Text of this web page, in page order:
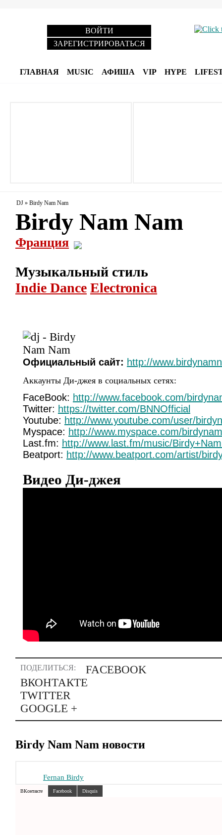
ВОЙТИ
ЗАРЕГИСТРИРОВАТЬСЯ
ГЛАВНАЯ MUSIC АФИША VIP HYPE
DJ » Birdy Nam Nam
Birdy Nam Nam
Франция
Музыкальный стиль
Indie Dance Electronica
Официальный сайт: http://
Аккаунты Ди-джея в социальных сетях:
FaceBook: http://www.facebook.com/
Twitter: https://twitter.com/BNNOfficial
Youtube: http://www.youtube.com/user/
Myspace: http://www.myspace.com/
Last.fm: http://www.last.fm/music/
Beatport: http://www.beatport.com/artist/
Видео Ди-джея
ПОДЕЛИТЬСЯ:
FACEBOOK
ВКОНТАКТЕ
TWITTER
GOOGLE +
Birdy Nam Nam новости
Fernan Birdy
ВКонтакте Facebook Disquis